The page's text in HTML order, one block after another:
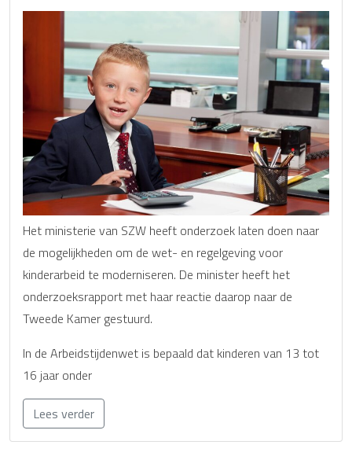
Het ministerie van SZW heeft onderzoek laten doen naar
de mogelijkheden om de wet- en regelgeving voor
kinderarbeid te moderniseren. De minister heeft het
onderzoeksrapport met haar reactie daarop naar de
Tweede Kamer gestuurd.
In de Arbeidstijdenwet is bepaald dat kinderen van 13 tot
16 jaar onder
Lees verder